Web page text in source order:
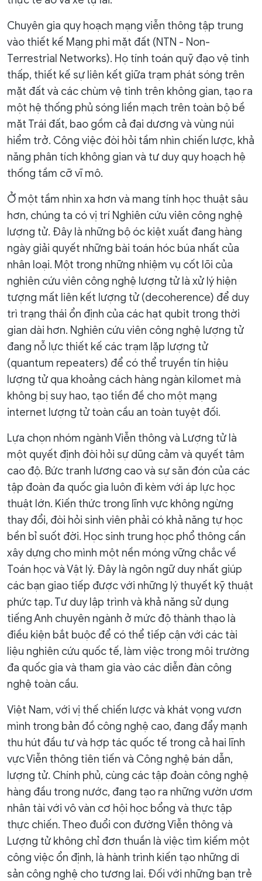
Chuyên gia quy hoạch mạng viễn thông tập trung
vào thiết kế Mạng phi mặt đất (NTN - Non-
Terrestrial Networks). Họ tính toán quỹ đạo vệ tinh
thấp, thiết kế sự liên kết giữa trạm phát sóng trên
mặt đất và các chùm vệ tinh trên không gian, tạo ra
một hệ thống phủ sóng liền mạch trên toàn bộ bề
mặt Trái đất, bao gồm cả đại dương và vùng núi
hiểm trở. Công việc đòi hỏi tầm nhìn chiến lược, khả
năng phân tích không gian và tư duy quy hoạch hệ
thống tầm cỡ vĩ mô.
Ở một tầm nhìn xa hơn và mang tính học thuật sâu
hơn, chúng ta có vị trí Nghiên cứu viên công nghệ
lượng tử. Đây là những bộ óc kiệt xuất đang hàng
ngày giải quyết những bài toán hóc búa nhất của
nhân loại. Một trong những nhiệm vụ cốt lõi của
nghiên cứu viên công nghệ lượng tử là xử lý hiện
tượng mất liên kết lượng tử (decoherence) để duy
trì trạng thái ổn định của các hạt qubit trong thời
gian dài hơn. Nghiên cứu viên công nghệ lượng tử
đang nỗ lực thiết kế các trạm lặp lượng tử
(quantum repeaters) để có thể truyền tín hiệu
lượng tử qua khoảng cách hàng ngàn kilomet mà
không bị suy hao, tạo tiền đề cho một mạng
internet lượng tử toàn cầu an toàn tuyệt đối.
Lựa chọn nhóm ngành Viễn thông và Lượng tử là
một quyết định đòi hỏi sự dũng cảm và quyết tâm
cao độ. Bức tranh lương cao và sự săn đón của các
tập đoàn đa quốc gia luôn đi kèm với áp lực học
thuật lớn. Kiến thức trong lĩnh vực không ngừng
thay đổi, đòi hỏi sinh viên phải có khả năng tự học
bền bỉ suốt đời. Học sinh trung học phổ thông cần
xây dựng cho mình một nền móng vững chắc về
Toán học và Vật lý. Đây là ngôn ngữ duy nhất giúp
các bạn giao tiếp được với những lý thuyết kỹ thuật
phức tạp. Tư duy lập trình và khả năng sử dụng
tiếng Anh chuyên ngành ở mức độ thành thạo là
điều kiện bắt buộc để có thể tiếp cận với các tài
liệu nghiên cứu quốc tế, làm việc trong môi trường
đa quốc gia và tham gia vào các diễn đàn công
nghệ toàn cầu.
Việt Nam, với vị thế chiến lược và khát vọng vươn
mình trong bản đồ công nghệ cao, đang đẩy mạnh
thu hút đầu tư và hợp tác quốc tế trong cả hai lĩnh
vực Viễn thông tiên tiến và Công nghệ bán dẫn,
lượng tử. Chính phủ, cùng các tập đoàn công nghệ
hàng đầu trong nước, đang tạo ra những vườn ươm
nhân tài với vô vàn cơ hội học bổng và thực tập
thực chiến. Theo đuổi con đường Viễn thông và
Lượng tử không chỉ đơn thuần là việc tìm kiếm một
công việc ổn định, là hành trình kiến tạo những di
sản công nghệ cho tương lai. Đối với những bạn trẻ